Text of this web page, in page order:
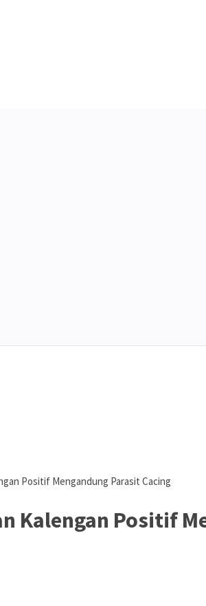
Positif Mengandung Parasit Cacing
Kalengan Positif